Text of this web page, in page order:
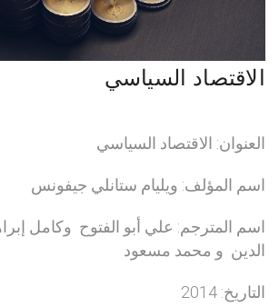
الاقتصاد السياسي
العنوان: الاقتصاد السياسي
اسم المؤلف: ويليام ستانلي جيفونس
اسم المترجم: علي أبو الفتوح وكامل
الدين و محمد مسعود
التاريخ: 2014